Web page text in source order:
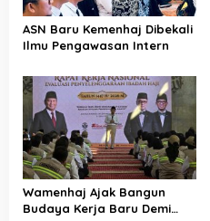
ASN Baru Kemenhaj Dibekali
Ilmu Pengawasan Intern
Wamenhaj Ajak Bangun
Budaya Kerja Baru Demi